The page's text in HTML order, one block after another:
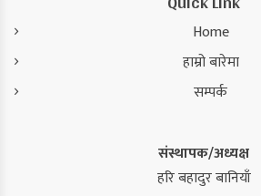
Home
हाम्रो बारेमा
सम्पर्क
संस्थापक/अध्यक्ष
हरि बहादुर बानियाँ